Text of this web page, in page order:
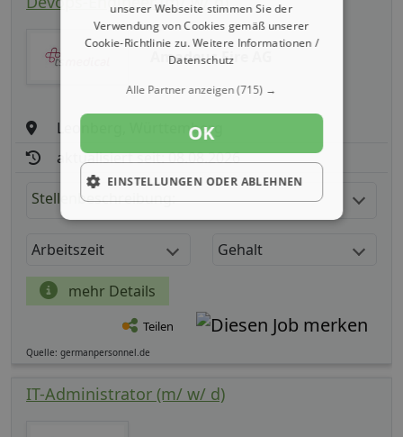
Amadeus Fire AG
Leonberg, Württemberg
aktualisiert seit: 08.08.2026
Stellenbeschreibung:
Arbeitszeit Gehalt
mehr Details
Teilen
Quelle: germanpersonnel.de
IT-Administrator (m/ w/ d)
unserer Webseite stimmen Sie der
Verwendung von Cookies gemäß unserer
Cookie-Richtlinie zu.Weitere Informationen /
Datenschutz
Alle Partner anzeigen(715) →
OK
EINSTELLUNGEN ODER ABLEHNEN